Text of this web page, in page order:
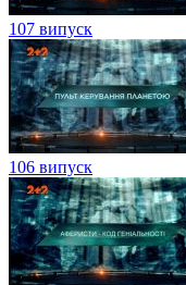
107 випуск
106 випуск